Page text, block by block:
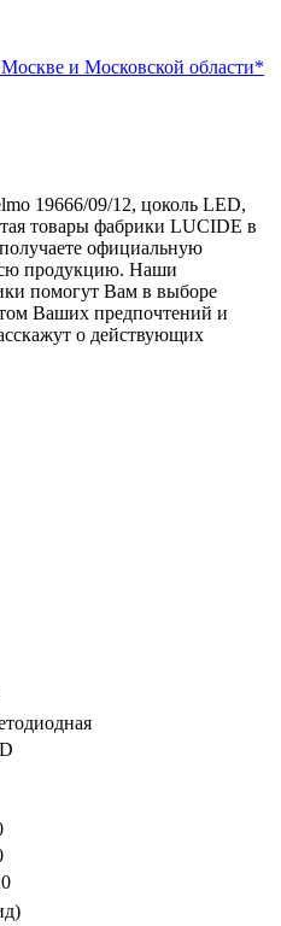
и Московской области*
19666/09/12, цоколь LED,
товары фабрики LUCIDE в
официальную
продукцию. Наши
помогут Вам в выборе
Ваших предпочтений и
о действующих